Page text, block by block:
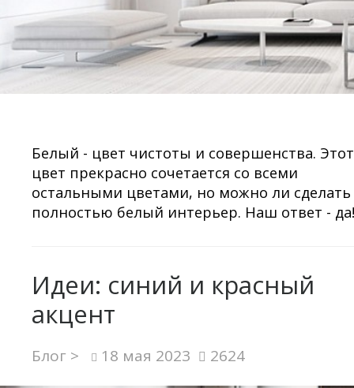
Белый - цвет чистоты и совершенства. Этот
цвет прекрасно сочетается со всеми
остальными цветами, но можно ли сделать
полностью белый интерьер. Наш ответ - да!
Идеи: синий и красный
акцент
Блог > 18 мая 2023 2624